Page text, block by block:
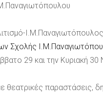
Σχολής
29 και την Κυριακή
παραστάσεις,